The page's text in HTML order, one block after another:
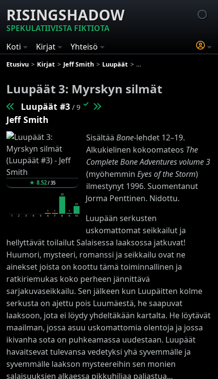
RISINGSHADOW
SPEKULATIIVISTA FIKTIOTA
Koti
Kirjat Yhteisö
Etusivu Kirjat Jeff Smith Luupäät Luupäät 3: Myrskyn silmät
Luupäät 3: Myrskyn silmät
Luupäät #3 / 9 ✓
Jeff Smith
★8.52/35
1 2 3 4 5
1
6
1
7
22
8
1
9
10
10
Sisältää Bone-lehdet 12–19.
Alkukielinen kokoomateos The
Complete Bone Adventures volume 3
(myöhemmin Eyes of the Storm)
ilmestynyt 1996. Suomentanut
Jorma Penttinen. Nidottu.
Luupään serkusten
uskomattomat seikkailut ja
hellyttävät toilailut Salaisessa laaksossa jatkuvat!
Huumori, mysteeri, romanssi ja seikkailu ovat ne
ainekset joista on koottu tämä toiminnallinen ja
ratkiriemukas koko perheen jännittävä
sarjakuvaseikkailu. Sen jälkeen kun Luupäitten kolme
serkusta on ajettu pois Luumäestä, he saapuvat
laaksoon, jota ei löydy yhdeltäkään kartalta. He löytävät
maailman, jossa asuu uskomattomia olentoja ja jossa
ikivanha sota on puhkeamassa uudestaan. Luupäät
havaitsevat tulevansa vedetyksi yhä syvemmälle ja
syvemmälle laakson mysteereihin sen monien
salaisuuksien alkaessa pikkuhiljaa paljastua...